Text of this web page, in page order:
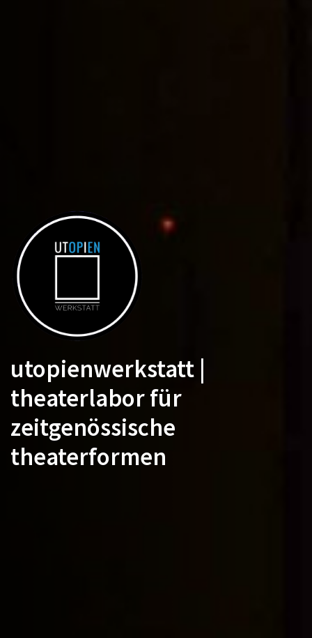
utopienwerkstatt |
theaterlabor für
zeitgenössische
theaterformen